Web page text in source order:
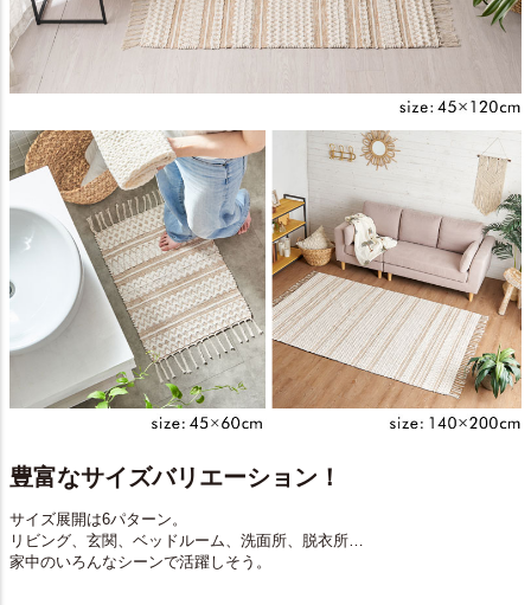
豊富なサイズバリエーション！
サイズ展開は6パターン。
リビング、玄関、ベッドルーム、洗面所、脱衣所…
家中のいろんなシーンで活躍しそう。